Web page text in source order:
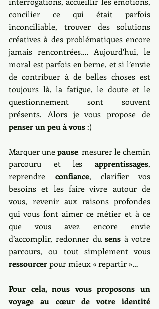
concilier ce qui était parfois
inconciliable, trouver des solutions
créatives à des problématiques encore
jamais rencontrées…. Aujourd’hui, le
moral est parfois en berne, et si l’envie
de contribuer à de belles choses est
toujours là, la fatigue, le doute et le
questionnement sont souvent
penser un peu à vous :)
Marquer une pause, mesurer le chemin
parcouru et les apprentissages,
reprendre confiance, clarifier vos
besoins et les faire vivre autour de
vous, revenir aux raisons profondes
qui vous font aimer ce métier et à ce
que vous avez encore envie
d’accomplir, redonner du sens à votre
ressourcer pour mieux « repartir »…
Pour cela, nous vous proposons un
voyage au cœur de votre identité